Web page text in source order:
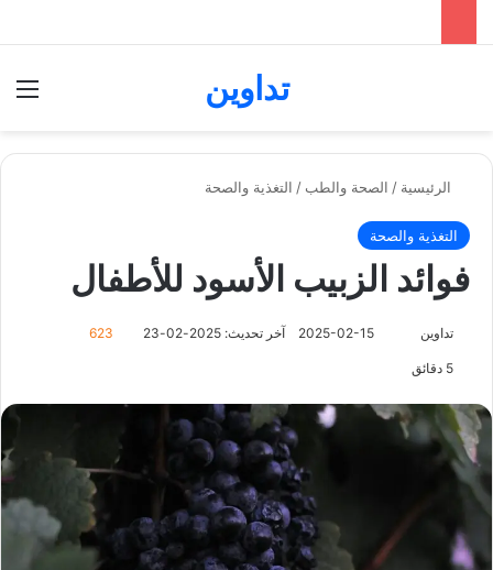
تداوين
الرئيسية / الصحة والطب / التغذية والصحة
التغذية والصحة
فوائد الزبيب الأسود للأطفال
تداوين 2025-02-15 آخر تحديث: 2025-02-23 623